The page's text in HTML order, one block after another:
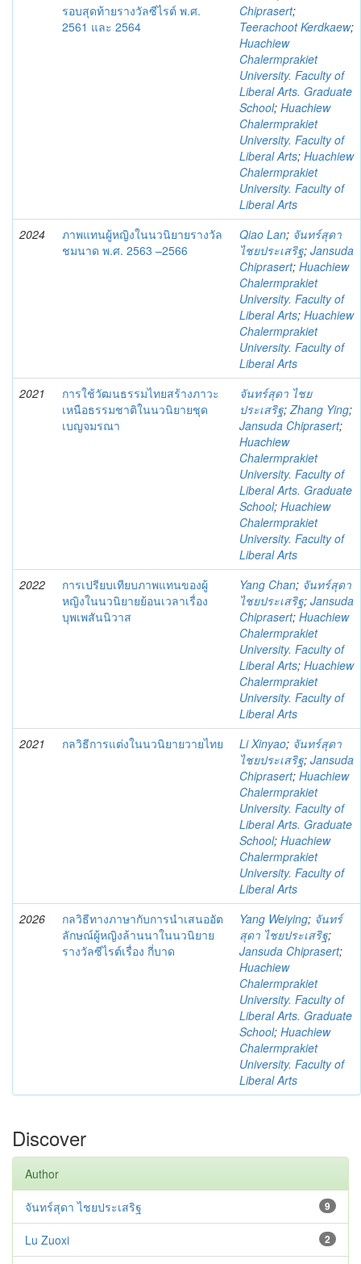
รอบสุดท้ายรางวัลซีไรต์ พ.ศ.
2561 และ 2564
Chiprasert;
Teerachoot Kerdkaew;
Huachiew
Chalermprakiet
University. Faculty of
Liberal Arts. Graduate
School; Huachiew
Chalermprakiet
University. Faculty of
Liberal Arts; Huachiew
Chalermprakiet
University. Faculty of
Liberal Arts
2024
ภาพแทนผู้หญิงในนวนิยายรางวัล
ชมนาด พ.ศ. 2563 –2566
Qiao Lan; จันทร์สุดา
ไชยประเสริฐ; Jansuda
Chiprasert; Huachiew
Chalermprakiet
University. Faculty of
Liberal Arts; Huachiew
Chalermprakiet
University. Faculty of
Liberal Arts
2021
การใช้วัฒนธรรมไทยสร้างภาวะ
เหนือธรรมชาติในนวนิยายชุด
เบญจมรณา
จันทร์สุดา ไชย
ประเสริฐ;Zhang Ying;
Jansuda Chiprasert;
Huachiew
Chalermprakiet
University. Faculty of
Liberal Arts. Graduate
School; Huachiew
Chalermprakiet
University. Faculty of
Liberal Arts
2022
การเปรียบเทียบภาพแทนของผู้
หญิงในนวนิยายย้อนเวลาเรื่อง
บุพเพสันนิวาส
Yang Chan; จันทร์สุดา
ไชยประเสริฐ; Jansuda
Chiprasert; Huachiew
Chalermprakiet
University. Faculty of
Liberal Arts; Huachiew
Chalermprakiet
University. Faculty of
Liberal Arts
2021
กลวิธีการแต่งในนวนิยายวายไทย Li Xinyao; จันทร์สุดา
ไชยประเสริฐ; Jansuda
Chiprasert; Huachiew
Chalermprakiet
University. Faculty of
Liberal Arts. Graduate
School; Huachiew
Chalermprakiet
University. Faculty of
Liberal Arts
2026
กลวิธีทางภาษากับการนำเสนออัต
ลักษณ์ผู้หญิงล้านนาในนวนิยาย
รางวัลซีไรต์เรื่อง กี่บาด
Yang Weiying; จันทร์
สุดา ไชยประเสริฐ;
Jansuda Chiprasert;
Huachiew
Chalermprakiet
University. Faculty of
Liberal Arts. Graduate
School; Huachiew
Chalermprakiet
University. Faculty of
Liberal Arts
Discover
Author
9
จันทร์สุดา ไชยประเสริฐ
2
Lu Zuoxi